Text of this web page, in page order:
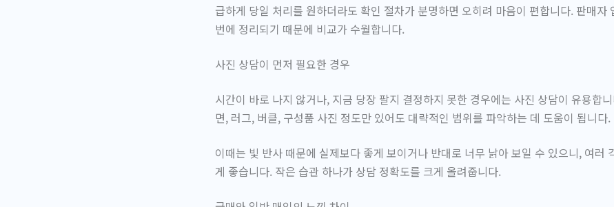
급하게 당일 처리를 원하더라도 확인 절차가 분명하면 오히려 마음이 편합니다. 판매자
번에 정리되기 때문에 비교가 수월합니다.
사진 상담이 먼저 필요한 경우
시간이 바로 나지 않거나, 지금 당장 팔지 결정하지 못한 경우에는 사진 상담이 유용합
면, 러그, 버클, 구성품 사진 정도만 있어도 대략적인 범위를 파악하는 데 도움이 됩니다.
이때는 빛 반사 때문에 실제보다 좋게 보이거나 반대로 너무 낡아 보일 수 있으니, 여러
게 좋습니다. 작은 습관 하나가 상담 정확도를 크게 올려줍니다.